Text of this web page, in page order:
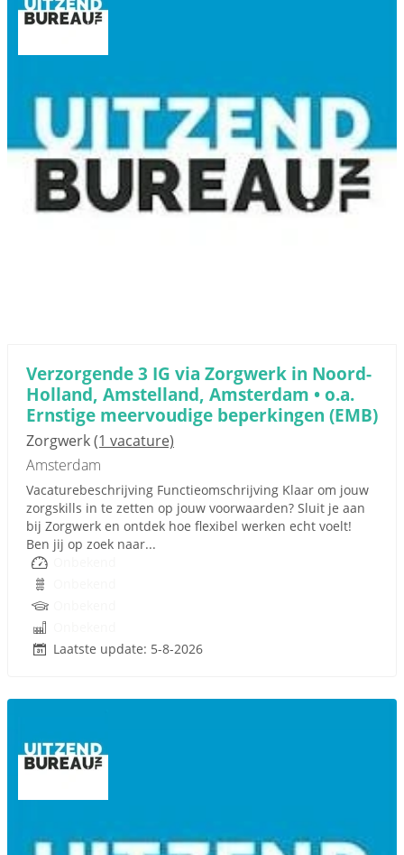
Verzorgende 3 IG via Zorgwerk in Noord-
Holland, Amstelland, Amsterdam • o.a.
Ernstige meervoudige beperkingen (EMB)
Zorgwerk(1 vacature)
Amsterdam
Vacaturebeschrijving Functieomschrijving Klaar om jouw
zorgskills in te zetten op jouw voorwaarden? Sluit je aan
bij Zorgwerk en ontdek hoe flexibel werken echt voelt!
Ben jij op zoek naar...
Laatste update: 5-8-2026